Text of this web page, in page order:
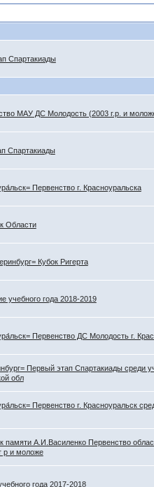
Спартакиады
МАУ ДС Молодость (2003 г.р. и
Спартакиады
Первенство г. Красноуральска
Области
Кубок Ригерта
учебного года 2018-2019
Первенство ДС Молодость г.
Первый этап Спартакиады среди
обл
Первенство г. Красноуральск
памяти А.И.Василенко Первенство
р и моложе
года 2017-2018